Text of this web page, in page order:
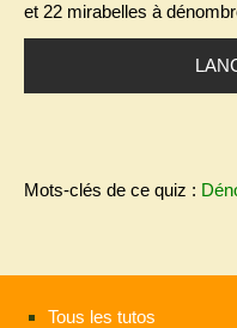
et 22 mirabelles à
Mots-clés de ce quiz :
Tous les tutos